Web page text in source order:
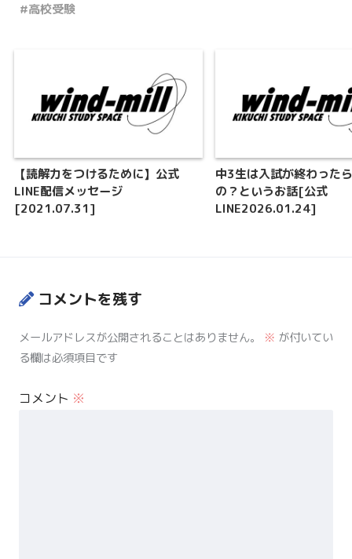
高校受験
【読解力をつけるために】公式
LINE配信メッセージ
[2021.07.31]
中3生は入試が終わった
の？というお話[公式
LINE2026.01.24]
コメントを残す
メールアドレスが公開されることはありません。 ※ が付いてい
る欄は必須項目です
コメント ※